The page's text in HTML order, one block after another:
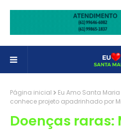
Página inicial Eu Amo Santa Maria
conhece projeto apadrinhado por
Doenças raras: